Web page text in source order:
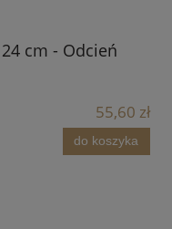
cm - Odcień
55,60 zł
do koszyka